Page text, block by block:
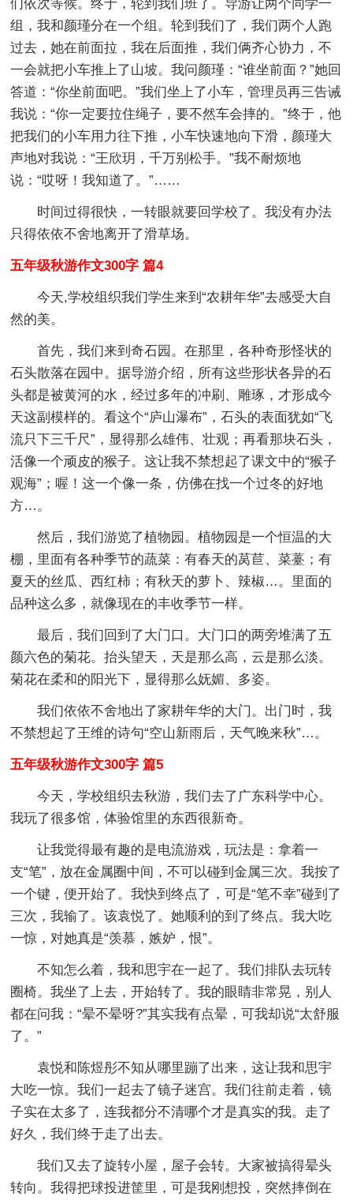
们依次等候。终于，轮到我们班了。导游让两个同学一
组，我和颜瑾分在一个组。轮到我们了，我们两个人跑
过去，她在前面拉，我在后面推，我们俩齐心协力，不
一会就把小车推上了山坡。我问颜瑾：“谁坐前面？”她回
答道：“你坐前面吧。”我们坐上了小车，管理员再三告诫
我说：“你一定要拉住绳子，要不然车会摔的。”终于，他
把我们的小车用力往下推，小车快速地向下滑，颜瑾大
声地对我说：“王欣玥，千万别松手。”我不耐烦地
说：“哎呀！我知道了。”……
时间过得很快，一转眼就要回学校了。我没有办法
只得依依不舍地离开了滑草场。
五年级秋游作文300字 篇4
今天,学校组织我们学生来到“农耕年华”去感受大自
然的美。
首先，我们来到奇石园。在那里，各种奇形怪状的
石头散落在园中。据导游介绍，所有这些形状各异的石
头都是被黄河的水，经过多年的冲刷、雕琢，才形成今
天这副模样的。看这个“庐山瀑布”，石头的表面犹如“飞
流只下三千尺”，显得那么雄伟、壮观；再看那块石头，
活像一个顽皮的猴子。这让我不禁想起了课文中的“猴子
观海”；喔！这一个像一条，仿佛在找一个过冬的好地
方…。
然后，我们游览了植物园。植物园是一个恒温的大
棚，里面有各种季节的蔬菜：有春天的莴苣、菜薹；有
夏天的丝瓜、西红柿；有秋天的萝卜、辣椒…。里面的
品种这么多，就像现在的丰收季节一样。
最后，我们回到了大门口。大门口的两旁堆满了五
颜六色的菊花。抬头望天，天是那么高，云是那么淡。
菊花在柔和的阳光下，显得那么妩媚、多姿。
我们依依不舍地出了家耕年华的大门。出门时，我
不禁想起了王维的诗句“空山新雨后，天气晚来秋”…。
五年级秋游作文300字 篇5
今天，学校组织去秋游，我们去了广东科学中心。
我玩了很多馆，体验馆里的东西很新奇。
让我觉得最有趣的是电流游戏，玩法是：拿着一
支“笔”，放在金属圈中间，不可以碰到金属三次。我按了
一个键，便开始了。我快到终点了，可是“笔不幸”碰到了
三次，我输了。该袁悦了。她顺利的到了终点。我大吃
一惊，对她真是“羡慕，嫉妒，恨”。
不知怎么着，我和思宇在一起了。我们排队去玩转
圈椅。我坐了上去，开始转了。我的眼睛非常晃，别人
都在问我：“晕不晕呀?”其实我有点晕，可我却说“太舒服
了。”
袁悦和陈煜彤不知从哪里蹦了出来，这让我和思宇
大吃一惊。我们一起去了镜子迷宫。我们往前走着，镜
子实在太多了，连我都分不清哪个才是真实的我。走了
好久，我们终于走了出去。
我们又去了旋转小屋，屋子会转。大家被搞得晕头
转向。我得把球投进筐里，可是我刚想投，突然摔倒在